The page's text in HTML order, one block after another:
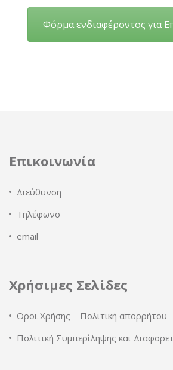
Φόρμα ενδιαφέροντος για
Επικοινωνία
Διεύθυνση
Τηλέφωνο
email
Χρήσιμες Σελίδες
Οροι Χρήσης – Πολιτική απορρήτου
Πολιτική Συμπερίληψης και